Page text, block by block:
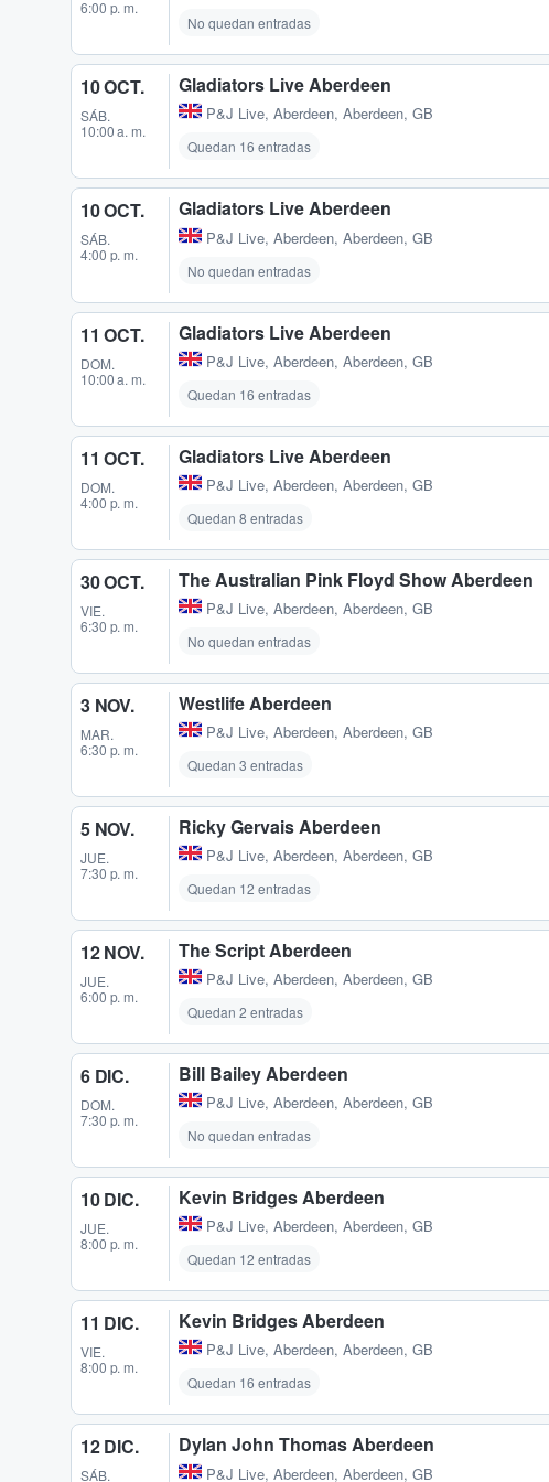
6:00 p. m.
No quedan entradas
10 OCT.
SÁB.
10:00 a. m.
Gladiators Live Aberdeen
P&J Live, Aberdeen, Aberdeen, GB
Quedan 16 entradas
10 OCT.
SÁB.
4:00 p. m.
Gladiators Live Aberdeen
P&J Live, Aberdeen, Aberdeen, GB
No quedan entradas
11 OCT.
DOM.
10:00 a. m.
Gladiators Live Aberdeen
P&J Live, Aberdeen, Aberdeen, GB
Quedan 16 entradas
11 OCT.
DOM.
4:00 p. m.
Gladiators Live Aberdeen
P&J Live, Aberdeen, Aberdeen, GB
Quedan 8 entradas
30 OCT.
VIE.
6:30 p. m.
The Australian Pink Floyd Show Aberdeen
P&J Live, Aberdeen, Aberdeen, GB
No quedan entradas
3 NOV.
MAR.
6:30 p. m.
Westlife Aberdeen
P&J Live, Aberdeen, Aberdeen, GB
Quedan 3 entradas
5 NOV.
JUE.
7:30 p. m.
Ricky Gervais Aberdeen
P&J Live, Aberdeen, Aberdeen, GB
Quedan 12 entradas
12 NOV.
JUE.
6:00 p. m.
The Script Aberdeen
P&J Live, Aberdeen, Aberdeen, GB
Quedan 2 entradas
6 DIC.
DOM.
7:30 p. m.
Bill Bailey Aberdeen
P&J Live, Aberdeen, Aberdeen, GB
No quedan entradas
10 DIC.
JUE.
8:00 p. m.
Kevin Bridges Aberdeen
P&J Live, Aberdeen, Aberdeen, GB
Quedan 12 entradas
11 DIC.
VIE.
8:00 p. m.
Kevin Bridges Aberdeen
P&J Live, Aberdeen, Aberdeen, GB
Quedan 16 entradas
12 DIC.
SÁB.
Dylan John Thomas Aberdeen
P&J Live, Aberdeen, Aberdeen, GB